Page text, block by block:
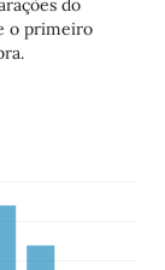
do
o primeiro